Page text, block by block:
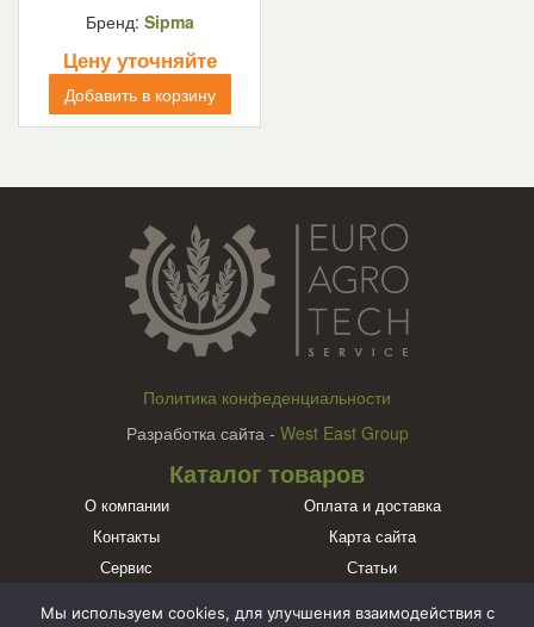
Бренд: Sipma
Цену уточняйте
Добавить в корзину
Политика конфеденциальности
Разработка сайта - West East Group
Каталог товаров
О компании
Оплата и доставка
Контакты
Карта сайта
Сервис
Статьи
Мы используем cookies, для улучшения взаимодействия с